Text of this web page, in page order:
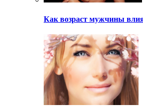
Как возраст мужчины